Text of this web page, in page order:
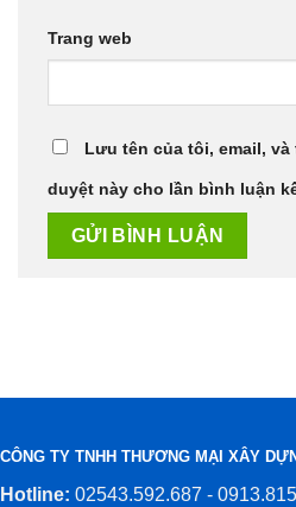
Trang web
Lưu tên của tôi, email,
duyệt này cho lần bình luận
CÔNG TY TNHH THƯƠNG MẠI XÂY
Hotline: 02543.592.687 -